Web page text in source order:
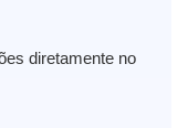
diretamente no